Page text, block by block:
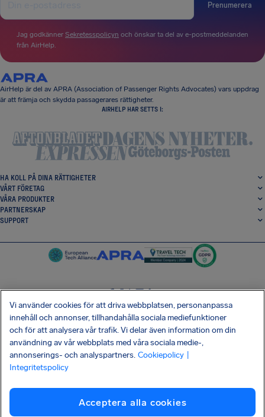
Prenumerera
Jag godkänner Sekretesspolicyn och önskar ta del av e-postmeddelanden
från AirHelp.
AirHelp är del av APRA (Association of Passenger Rights Advocates) vars uppdrag
är att främja och skydda passagerares rättigheter.
AIRHELP HAR SETTS I:
HA KOLL PÅ DINA RÄTTIGHETER
VÅRT FÖRETAG
VÅRA PRODUKTER
PARTNERSKAP
SUPPORT
SocialFacebook
SocialTwitter
SocialInstagram
SocialLinkedin
HÄMTA VÅR GRATIS-APP
Kakor
Företagsinformation
Shai-Hulud-attack mot leveranskedjan
Vi använder cookies för att driva webbplatsen, personanpassa
innehåll och annonser, tillhandahålla sociala mediefunktioner
och för att analysera vår trafik. Vi delar även information om din
användning av vår webbplats med våra sociala medie-,
annonserings- och analyspartners. Cookiepolicy
Integritetspolicy
Acceptera alla cookies